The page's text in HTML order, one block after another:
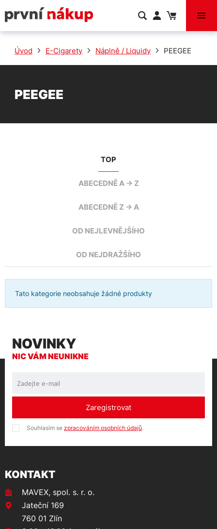
VÝPRODEJ
Úvod E-Cigarety Náplně / Liquidy PEEGEE
PEEGEE
TOP
ABECEDNĚ A -> Z
ABECEDNĚ Z -> A
OD NEJLEVNĚJŠÍHO
OD NEJDRAŽŠÍHO
Tato kategorie neobsahuje žádné produkty
NOVINKY
NIC VÁM NEUNIKNE
Zaregistrovat
Souhlasím se zpracováním osobních údajů.
KONTAKT
MAVEX, spol. s. r. o.
Jateční 169
760 01 Zlín